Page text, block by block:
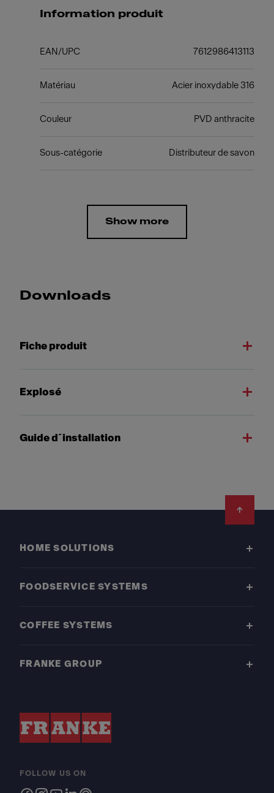
Information produit
EAN/UPC 7612986413113
Matériau Acier inoxydable 316
Couleur PVD anthracite
Sous-catégorie Distributeur de savon
Show more
Downloads
Fiche produit
Explosé
Guide d´installation
HOME SOLUTIONS
FOODSERVICE SYSTEMS
COFFEE SYSTEMS
FRANKE GROUP
FOLLOW US ON